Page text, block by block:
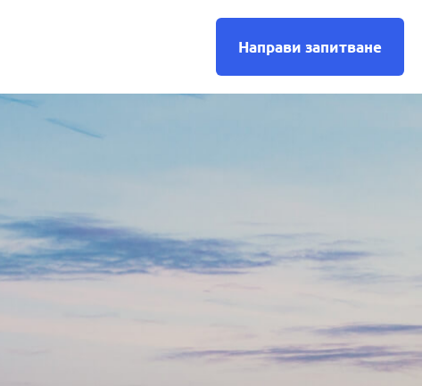
Направи запитване